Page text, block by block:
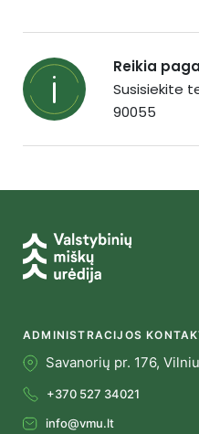
Reikia
Susisiekite
90055
ADMINISTRACIJOS
Savanorių pr. 176,
+370 527 34021
info@vmu.lt